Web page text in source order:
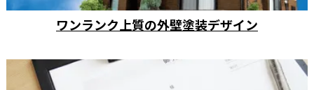
ワンランク上質の外壁塗装デザイン